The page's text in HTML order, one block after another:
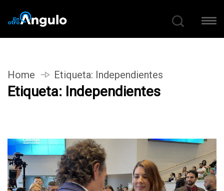
Home Etiqueta: Independientes
Etiqueta: Independientes